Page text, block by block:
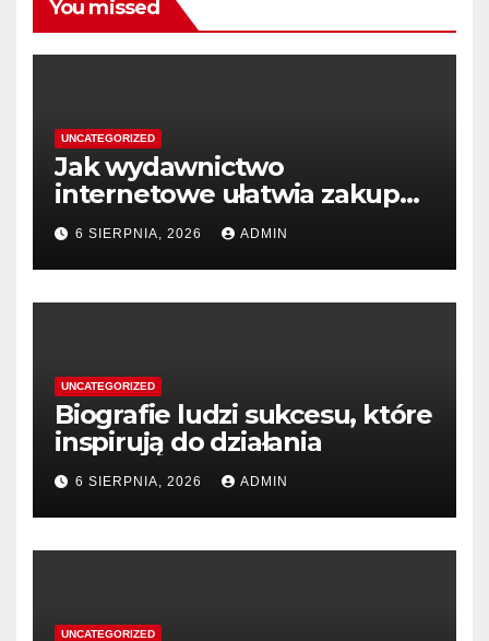
You missed
UNCATEGORIZED
Jak wydawnictwo
internetowe ułatwia zakup
książek
6 SIERPNIA, 2026 ADMIN
UNCATEGORIZED
Biografie ludzi sukcesu, które
inspirują do działania
6 SIERPNIA, 2026 ADMIN
UNCATEGORIZED